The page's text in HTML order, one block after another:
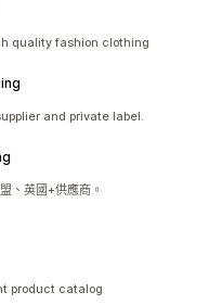
quality fashion clothing
and private label.
、英國+供應商。
product catalog